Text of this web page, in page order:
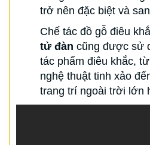
trở nên đặc biệt và
Chế tác đồ gỗ điêu
tử đàn cũng được sử
tác phẩm điêu khắc,
nghệ thuật tinh xảo
trang trí ngoài trời lớn